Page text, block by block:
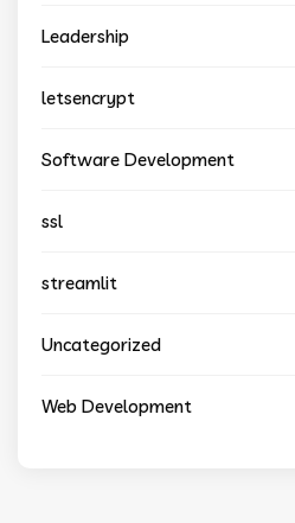
Leadership
letsencrypt
Software Development
ssl
streamlit
Uncategorized
Web Development